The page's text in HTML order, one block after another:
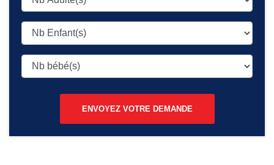
ENVOYEZ VOTRE DEMANDE